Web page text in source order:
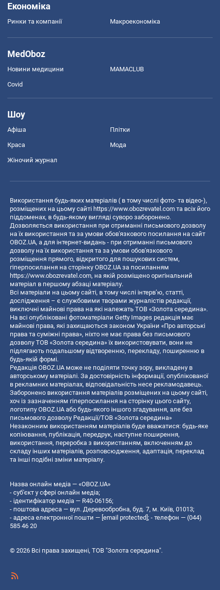
Економіка
Ринки та компанії Макроекономіка
MedOboz
Новини медицини MAMACLUB
Covid
Шоу
Афіша Плітки
Краса Мода
Жіночий журнал
Використання будь-яких матеріалів ( в тому числі фото- та відео-),
розміщених на цьому сайті https://www.obozrevatel.com та всіх його
піддоменах, в будь-якому вигляді суворо заборонено.
Дозволяється використання при отриманні письмового дозволу
на їх використання та за умови обов'язкового посилання на сайт
OBOZ.UA, а для інтернет-видань - при отриманні письмового
дозволу на їх використання та за умови обов'язкового
розміщення прямого, відкритого для пошукових систем,
гіперпосилання на сторінку OBOZ.UA за посиланням
https://www.obozrevatel.com, на якій розміщено оригінальний
матеріал в першому абзаці матеріалу.
Всі матеріали на цьому сайті, в тому числі інтерв’ю, статті,
дослідження – є службовими творами журналістів редакції,
виключні майнові права на які належать ТОВ «Золота середина».
На всі опубліковані фотоматеріали Getty Images редакція має
майнові права, які захищаються законом України «Про авторські
права та суміжні права», ніхто не має права без письмового
дозволу ТОВ «Золота середина» їх використовувати, вони не
підлягають подальшому відтворенню, перекладу, поширенню в
будь-якій формі.
Редакція OBOZ.UA може не поділяти точку зору, викладену в
авторському матеріалі. За достовірність інформації, опублікованої
в рекламних матеріалах, відповідальність несе рекламодавець.
Заборонено використання матеріалів розміщених на цьому сайті,
хоч із зазначенням гіперпосилання на сторінку цього сайту,
логотипу OBOZ.UA або будь-якого іншого згадування, але без
письмового дозволу Редакції/ТОВ «Золота середина»
Незаконним використанням матеріалів буде вважатися: будь-яке
копiювання, публiкацiя, передрук, наступне поширення,
використання, переробка з використанням, включенням до
складу інших матеріалів, розповсюдження, адаптація, переклад
та інші подібні зміни матеріалу.
Назва онлайн медіа — «OBOZ.UA»
- суб'єкт у сфері онлайн медіа;
- ідентифікатор медіа — R40-06156;
- поштова адреса — вул. Деревообробна, буд. 7, м. Київ, 01013;
- адреса електронної пошти — [email protected]; - телефон — (044)
585 46 20
© 2026 Всі права захищені, ТОВ "Золота середина".